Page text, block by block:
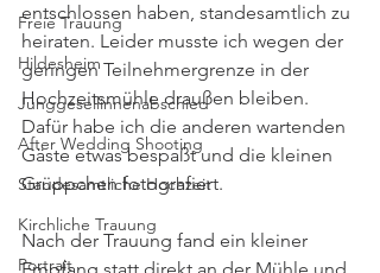
Freie Trauung
Hildesheim
Junggesellinnenabschied
After Wedding Shooting
Standesamtliche Hochzeit
Kirchliche Trauung
Portrait
entschlossen haben, standesamtlich zu
heiraten. Leider musste ich wegen der
geringen Teilnehmergrenze in der
Hochzeitsmühle draußen bleiben.
Dafür habe ich die anderen wartenden
Gäste etwas bespaßt und die kleinen
Grüppchen fotografiert.
Nach der Trauung fand ein kleiner